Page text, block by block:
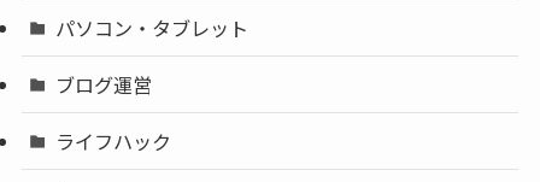
パソコン・タブレット
ブログ運営
ライフハック